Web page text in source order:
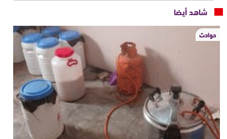
شاهد أيضا
حوادث